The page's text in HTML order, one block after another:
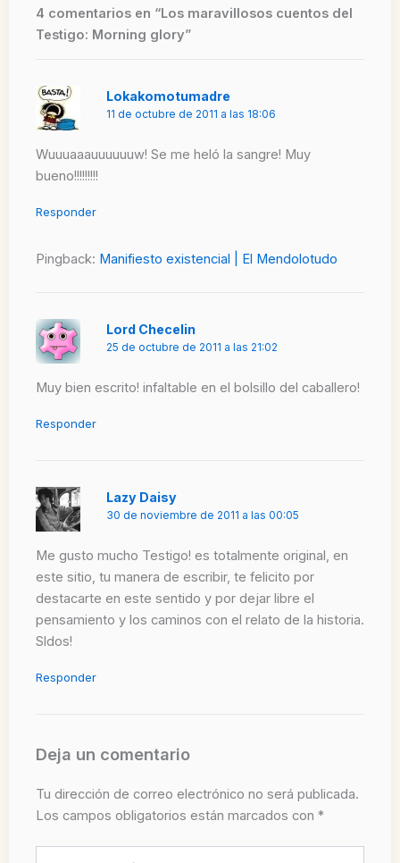
4 comentarios en “Los maravillosos cuentos del
Testigo: Morning glory”
Lokakomotumadre
11 de octubre de 2011 a las 18:06
Wuuuaaauuuuuuw! Se me heló la sangre! Muy
bueno!!!!!!!!!
Responder
Pingback: Manifiesto existencial | El Mendolotudo
Lord Checelin
25 de octubre de 2011 a las 21:02
Muy bien escrito! infaltable en el bolsillo del caballero!
Responder
Lazy Daisy
30 de noviembre de 2011 a las 00:05
Me gusto mucho Testigo! es totalmente original, en
este sitio, tu manera de escribir, te felicito por
destacarte en este sentido y por dejar libre el
pensamiento y los caminos con el relato de la historia.
Sldos!
Responder
Deja un comentario
Tu dirección de correo electrónico no será publicada.
Los campos obligatorios están marcados con *